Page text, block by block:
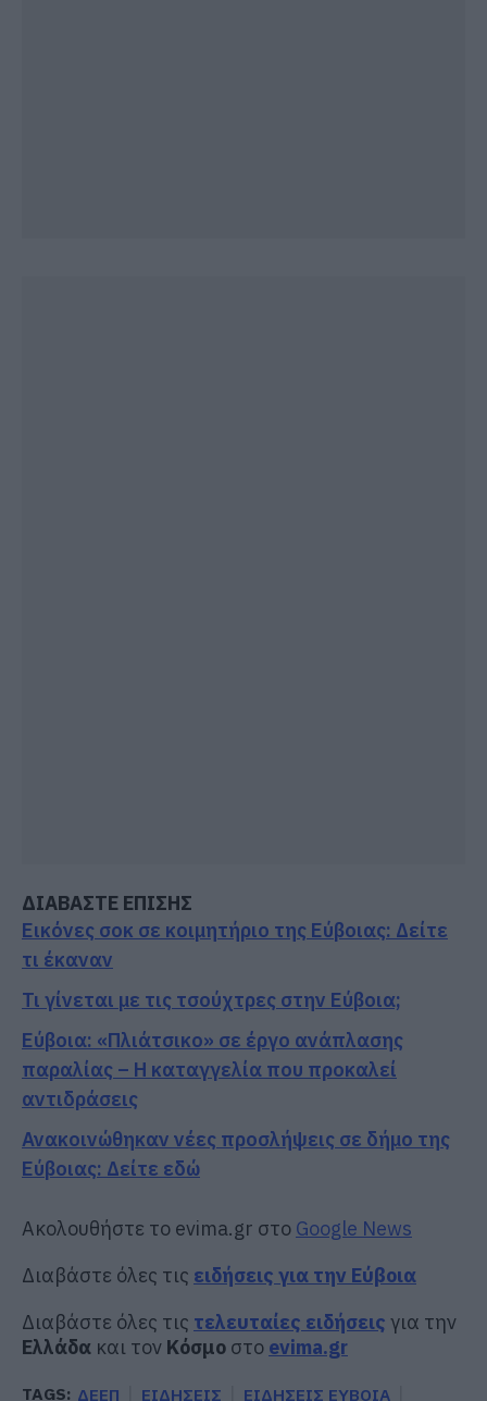
ΔΙΑΒΑΣΤΕ ΕΠΙΣΗΣ
Εικόνες σοκ σε κοιμητήριο της Εύβοιας: Δείτε
τι έκαναν
Τι γίνεται με τις τσούχτρες στην Εύβοια;
Εύβοια: «Πλιάτσικο» σε έργο ανάπλασης
παραλίας – Η καταγγελία που προκαλεί
αντιδράσεις
Ανακοινώθηκαν νέες προσλήψεις σε δήμο της
Εύβοιας: Δείτε εδώ
Ακολουθήστε το evima.gr στο Google News
Διαβάστε όλες τις ειδήσεις για την Εύβοια
Διαβάστε όλες τις τελευταίες ειδήσεις για την
Ελλάδα και τον Κόσμο στο evima.gr
TAGS: ΔΕΕΠ ΕΙΔΗΣΕΙΣ
ΕΙΔΗΣΕΙΣ ΕΥΒΟΙΑ